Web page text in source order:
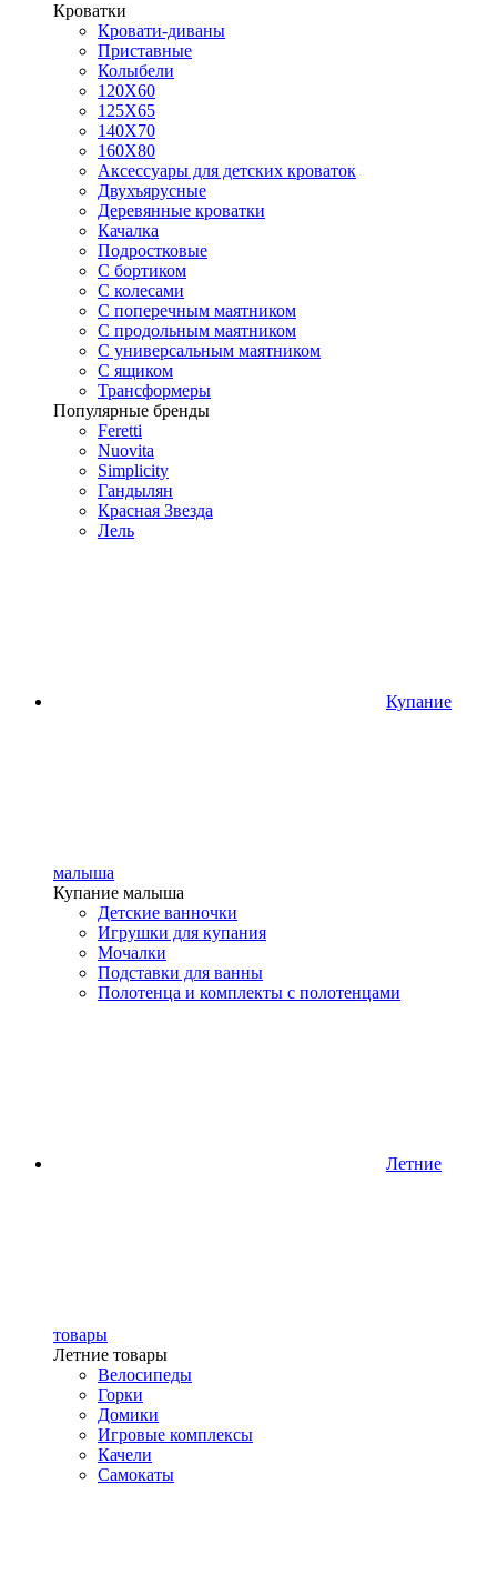
Кроватки
Кровати-диваны
Приставные
Колыбели
120Х60
125X65
140Х70
160Х80
Аксессуары для детских кроваток
Двухъярусные
Деревянные кроватки
Качалка
Подростковые
С бортиком
С колесами
С поперечным маятником
С продольным маятником
С универсальным маятником
С ящиком
Трансформеры
Популярные бренды
Feretti
Nuovita
Simplicity
Гандылян
Красная Звезда
Лель
Купание
малыша
Купание малыша
Детские ванночки
Игрушки для купания
Мочалки
Подставки для ванны
Полотенца и комплекты с полотенцами
Летние
товары
Летние товары
Велосипеды
Горки
Домики
Игровые комплексы
Качели
Самокаты